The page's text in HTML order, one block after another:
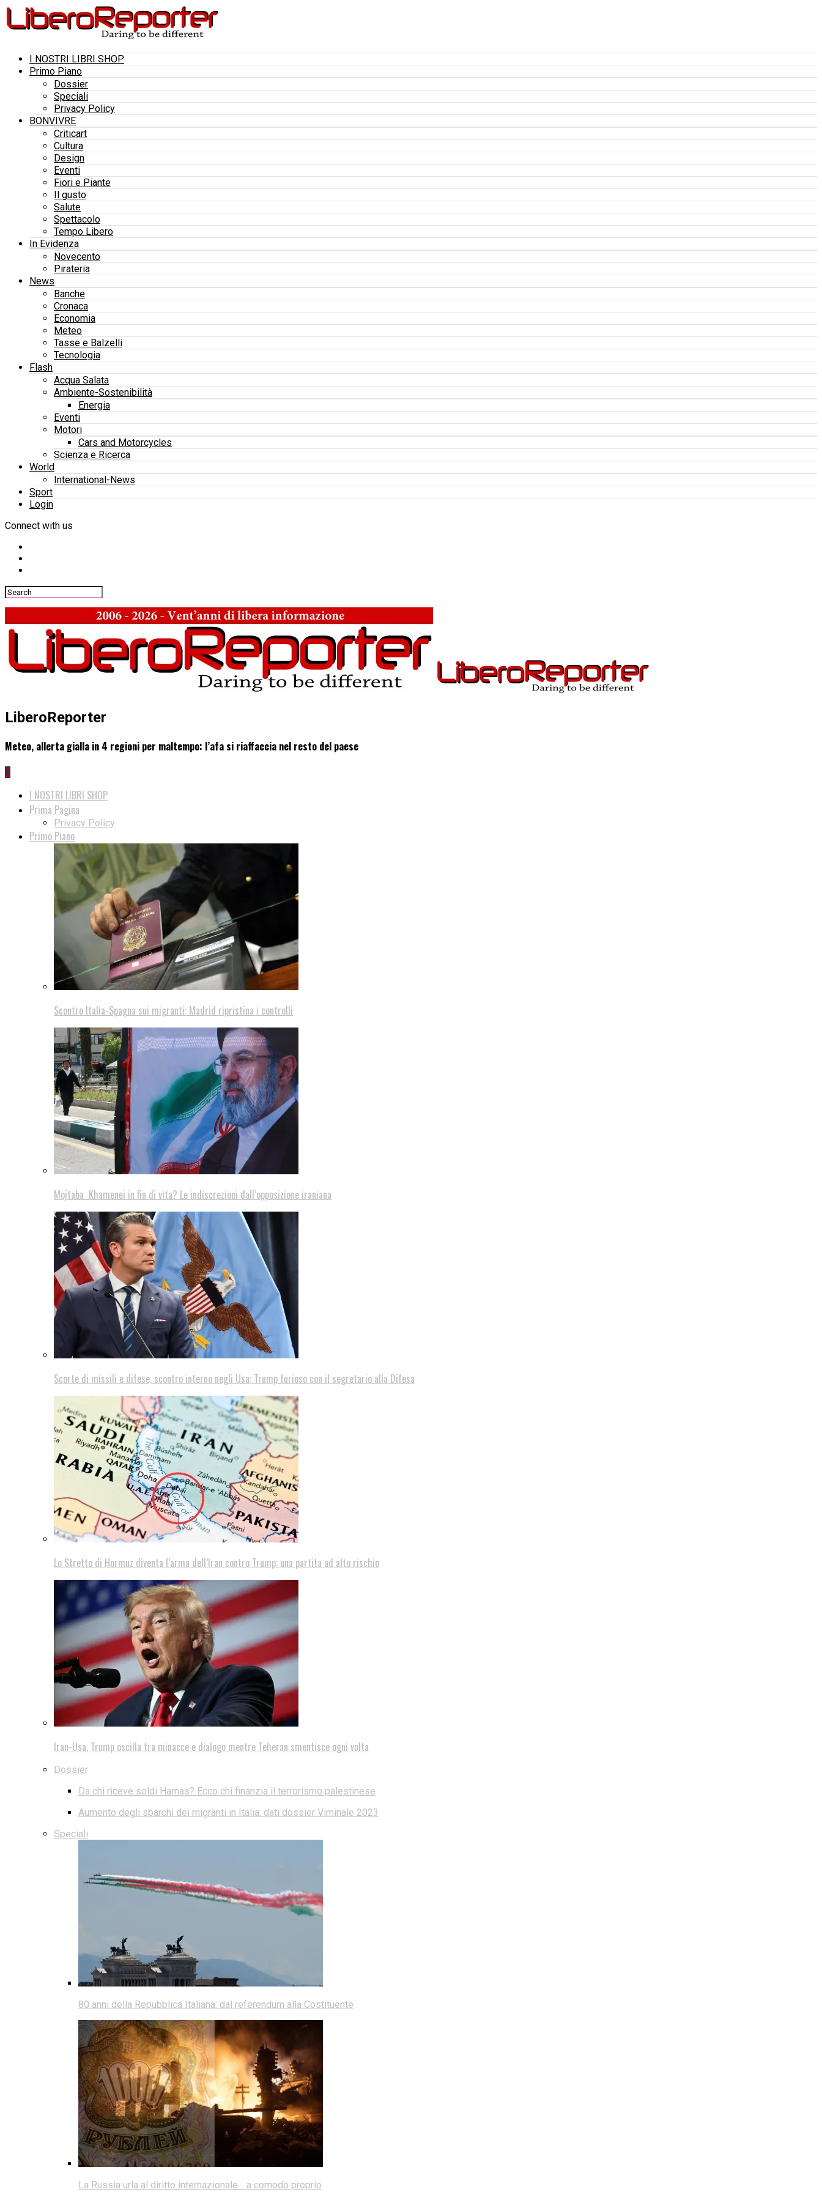
I NOSTRI LIBRI SHOP
Primo Piano
Dossier
Speciali
Privacy Policy
BONVIVRE
Criticart
Cultura
Design
Eventi
Fiori e Piante
Il gusto
Salute
Spettacolo
Tempo Libero
In Evidenza
Novecento
Pirateria
News
Banche
Cronaca
Economia
Meteo
Tasse e Balzelli
Tecnologia
Flash
Acqua Salata
Ambiente-Sostenibilità
Energia
Eventi
Motori
Cars and Motorcycles
Scienza e Ricerca
World
International-News
Sport
Login
Connect with us
LiberoReporter
Meteo, allerta gialla in 4 regioni per maltempo: l’afa si riaffaccia nel resto del paese
0
I NOSTRI LIBRI SHOP
Prima Pagina
Privacy Policy
Primo Piano
Scontro Italia-Spagna sui migranti: Madrid ripristina i controlli
Mojtaba Khamenei in fin di vita? Le indiscrezioni dall’opposizione iraniana
Scorte di missili e difese, scontro interno negli Usa: Trump furioso con il segretario alla Difesa
Lo Stretto di Hormuz diventa l’arma dell’Iran contro Trump: una partita ad alto rischio
Iran-Usa, Trump oscilla tra minacce e dialogo mentre Teheran smentisce ogni volta
Dossier
Da chi riceve soldi Hamas? Ecco chi finanzia il terrorismo palestinese
Aumento degli sbarchi dei migranti in Italia: dati dossier Viminale 2023
Speciali
80 anni della Repubblica Italiana: dal referendum alla Costituente
La Russia urla al diritto internazionale… a comodo proprio